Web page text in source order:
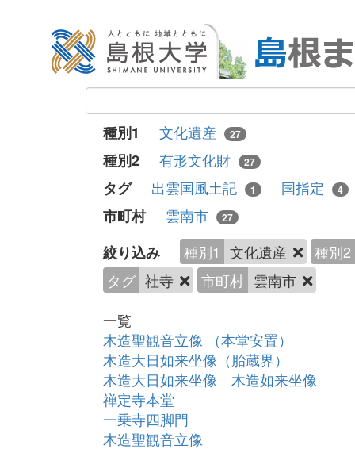
種別1 文化遺産 27
種別2 有形文化財 27
タグ 出雲国風土記 1 国指定 4
市町村 雲南市 27
絞り込み 種別1 文化遺産
種別2
タグ 社寺 市町村 雲南市
一覧
木造聖観音立像 （本堂安置）
木造大日如来坐像（胎蔵界）
木造大日如来坐像 木造如来坐像
禅定寺本堂
一乗寺四脚門
木造聖観音立像